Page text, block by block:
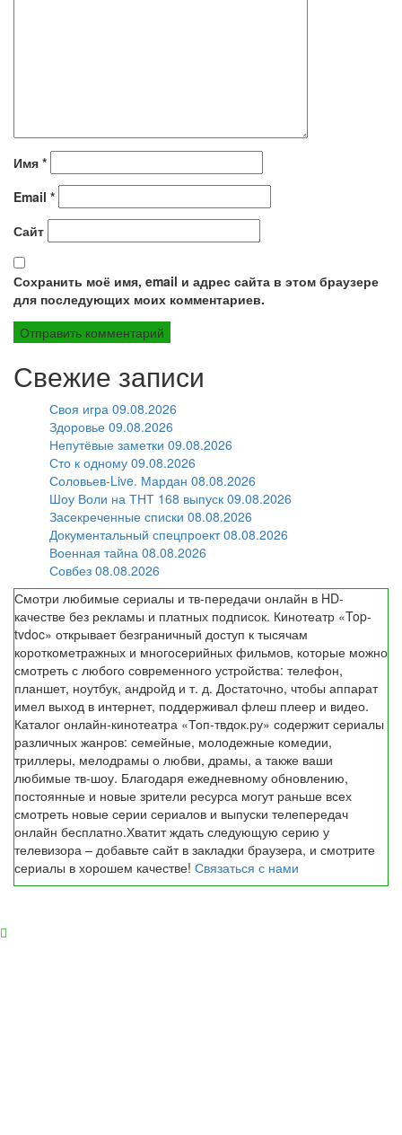
Имя *
Email *
Сайт
Сохранить моё имя, email и адрес сайта в этом браузере
для последующих моих комментариев.
Свежие записи
Своя игра 09.08.2026
Здоровье 09.08.2026
Непутёвые заметки 09.08.2026
Сто к одному 09.08.2026
Соловьев-Live. Мардан 08.08.2026
Шоу Воли на ТНТ 168 выпуск 09.08.2026
Засекреченные списки 08.08.2026
Документальный спецпроект 08.08.2026
Военная тайна 08.08.2026
Совбез 08.08.2026
Смотри любимые сериалы и тв-передачи онлайн в HD-
качестве без рекламы и платных подписок. Кинотеатр «Top-
tvdoc» открывает безграничный доступ к тысячам
короткометражных и многосерийных фильмов, которые можно
смотреть с любого современного устройства: телефон,
планшет, ноутбук, андройд и т. д. Достаточно, чтобы аппарат
имел выход в интернет, поддерживал флеш плеер и видео.
Каталог онлайн-кинотеатра «Топ-твдок.ру» содержит сериалы
различных жанров: семейные, молодежные комедии,
триллеры, мелодрамы о любви, драмы, а также ваши
любимые тв-шоу. Благодаря ежедневному обновлению,
постоянные и новые зрители ресурса могут раньше всех
смотреть новые серии сериалов и выпуски телепередач
онлайн бесплатно.Хватит ждать следующую серию у
телевизора – добавьте сайт в закладки браузера, и смотрите
сериалы в хорошем качестве! Связаться с нами